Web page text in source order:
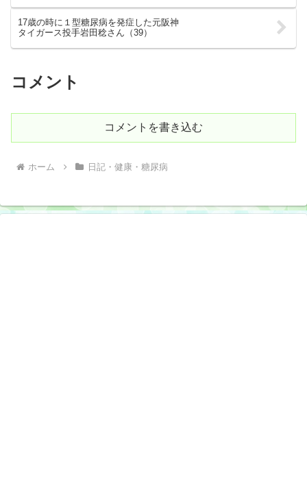
17歳の時に１型糖尿病を発症した元阪神
タイガース投手岩田稔さん（39）
コメント
コメントを書き込む
ホーム 日記・健康・糖尿病